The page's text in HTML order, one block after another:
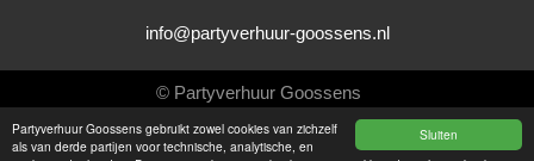
Sluiten
Partyverhuur Goossens gebruikt zowel cookies van zichzelf
als van derde partijen voor technische, analytische, en
info@partyverhuur-goossens.nl
© Partyverhuur Goossens
Algemene voorwaarden